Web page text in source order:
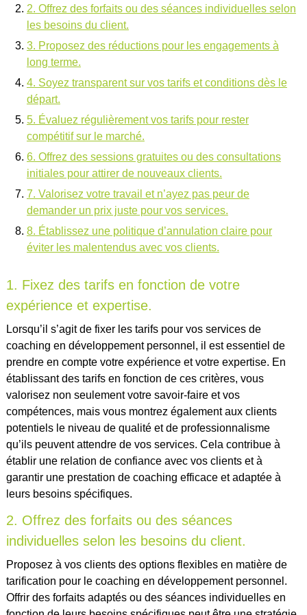
2. Offrez des forfaits ou des séances individuelles selon
les besoins du client.
3. Proposez des réductions pour les engagements à
long terme.
4. Soyez transparent sur vos tarifs et conditions dès le
départ.
5. Évaluez régulièrement vos tarifs pour rester
compétitif sur le marché.
6. Offrez des sessions gratuites ou des consultations
initiales pour attirer de nouveaux clients.
7. Valorisez votre travail et n’ayez pas peur de
demander un prix juste pour vos services.
8. Établissez une politique d’annulation claire pour
éviter les malentendus avec vos clients.
1. Fixez des tarifs en fonction de votre
expérience et expertise.
Lorsqu’il s’agit de fixer les tarifs pour vos services de
coaching en développement personnel, il est essentiel de
prendre en compte votre expérience et votre expertise. En
établissant des tarifs en fonction de ces critères, vous
valorisez non seulement votre savoir-faire et vos
compétences, mais vous montrez également aux clients
potentiels le niveau de qualité et de professionnalisme
qu’ils peuvent attendre de vos services. Cela contribue à
établir une relation de confiance avec vos clients et à
garantir une prestation de coaching efficace et adaptée à
leurs besoins spécifiques.
2. Offrez des forfaits ou des séances
individuelles selon les besoins du client.
Proposez à vos clients des options flexibles en matière de
tarification pour le coaching en développement personnel.
Offrir des forfaits adaptés ou des séances individuelles en